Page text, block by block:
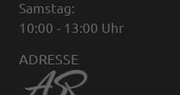
Samstag:
10:00 - 13:00 Uhr
ADRESSE